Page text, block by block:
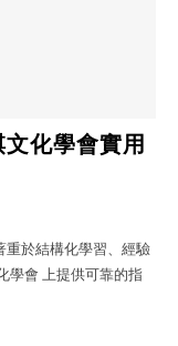
化學會實用
重於結構化學習、經驗
學會 上提供可靠的指